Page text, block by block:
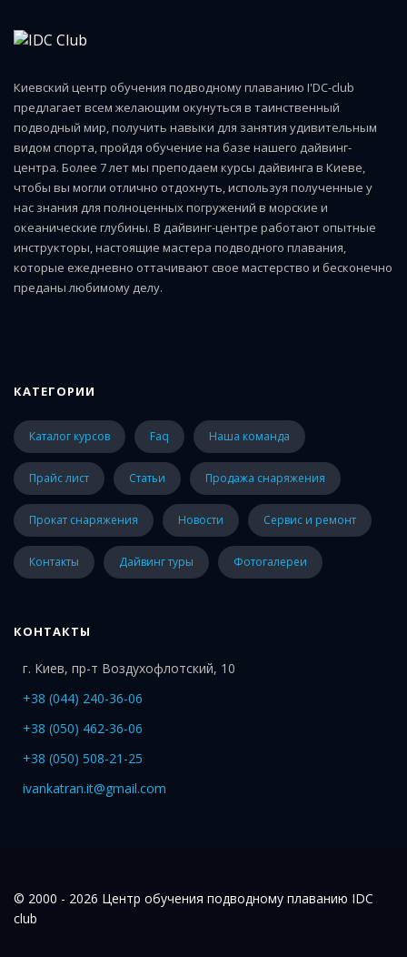
Киевский центр обучения подводному плаванию I'DC-club
предлагает всем желающим окунуться в таинственный
подводный мир, получить навыки для занятия удивительным
видом спорта, пройдя обучение на базе нашего дайвинг-
центра. Более 7 лет мы преподаем курсы дайвинга в Киеве,
чтобы вы могли отлично отдохнуть, используя полученные у
нас знания для полноценных погружений в морские и
океанические глубины. В дайвинг-центре работают опытные
инструкторы, настоящие мастера подводного плавания,
которые ежедневно оттачивают свое мастерство и бесконечно
преданы любимому делу.
КАТЕГОРИИ
каталог курсов faq наша команда
прайс лист статьи Продажа снаряжения
Прокат снаряжения Новости Сервис и ремонт
Контакты Дайвинг туры Фотогалереи
КОНТАКТЫ
г. Киев, пр-т Воздухофлотский, 10
+38 (044) 240-36-06
+38 (050) 462-36-06
+38 (050) 508-21-25
ivankatran.it@gmail.com
© 2000 - 2026 Центр обучения подводному плаванию IDC
club